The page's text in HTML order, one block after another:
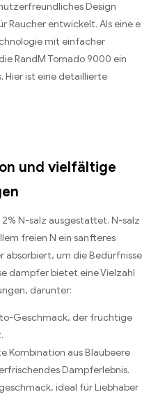
Design
Raucher entwickelt. Als eine e
mit einfacher
RandM Tornado 9000 ein
Hier ist eine detaillierte
und vielfältige
N-salz ausgestattet. N-salz
freien N ein sanfteres
absorbiert, um die Bedürfnisse
dampfer bietet eine Vielzahl
darunter:
Geschmack, der fruchtige
Kombination aus Blaubeere
Dampferlebnis.
ideal für Liebhaber